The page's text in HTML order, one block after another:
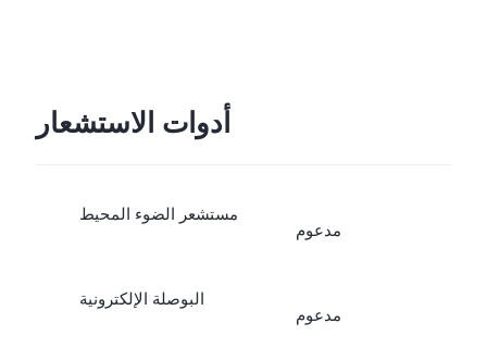
أدوات الاستشعار
مستشعر الضوء المحيط
مدعوم
البوصلة الإلكترونية
مدعوم